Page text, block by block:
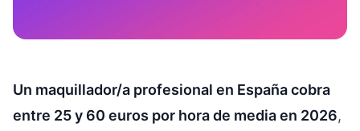
Un maquillador/a profesional en España cobra
entre 25 y 60 euros por hora de media en 2026,